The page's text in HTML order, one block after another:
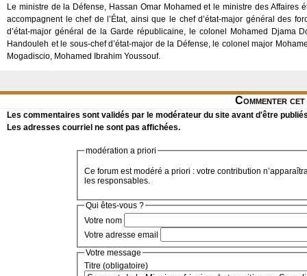
Le ministre de la Défense, Hassan Omar Mohamed et le ministre des
accompagnent le chef de l’État, ainsi que le chef d’état-major général des
d’état-major général de la Garde républicaine, le colonel Mohamed Djama
Handouleh et le sous-chef d’état-major de la Défense, le colonel major
Mogadiscio, Mohamed Ibrahim Youssouf.
Commenter
Les commentaires sont validés par le modérateur du site avant d'être
Les adresses courriel ne sont pas affichées.
modération a priori
Ce forum est modéré a priori : votre contribution
les responsables.
Qui êtes-vous ?
Votre nom
Votre adresse email
Votre message
Titre (obligatoire)